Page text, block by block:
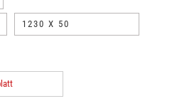
1230 X 50